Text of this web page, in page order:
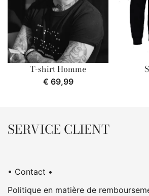
T-shirt Homme
€ 69,99
SERVICE CLIENT
• Contact •
Politique en matière de